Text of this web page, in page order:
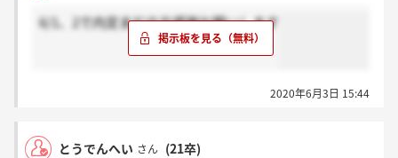
6/1、2で内定まだの方感謝お願いします
2020年6月3日 15:44
とうでんへい さん (21卒)